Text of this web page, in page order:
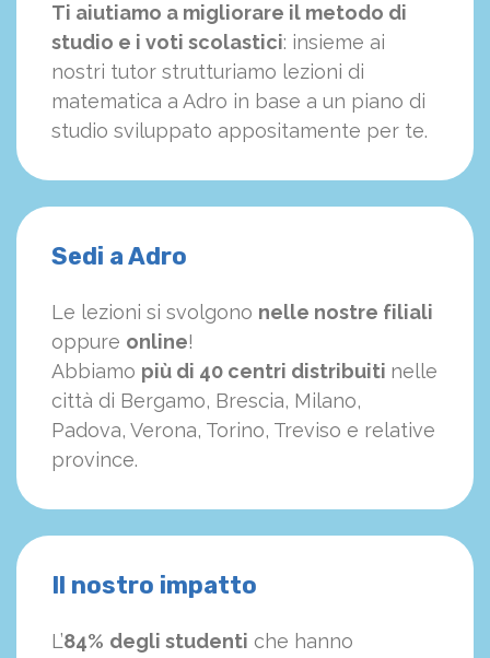
Ti aiutiamo a migliorare il metodo di
studio e i voti scolastici: insieme ai
nostri tutor strutturiamo lezioni di
matematica a Adro in base a un piano di
studio sviluppato appositamente per te.
Sedi a Adro
Le lezioni si svolgono nelle nostre filiali
oppure online!
Abbiamo più di 40 centri distribuiti nelle
città di Bergamo, Brescia, Milano,
Padova, Verona, Torino, Treviso e relative
province.
Il nostro impatto
L’84% degli studenti che hanno